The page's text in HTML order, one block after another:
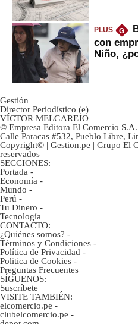
PLUS G
con
Niño,
Gestión
Director Periodístico (e)
VÍCTOR MELGAREJO
© Empresa Editora El Comercio S.A.
Calle Paracas #532, Pueblo Libre,
Copyright© | Gestion.pe | Grupo El
reservados
SECCIONES:
Portada -
Economía -
Mundo -
Perú -
Tu Dinero -
Tecnología
CONTACTO:
¿Quiénes somos? -
Términos y Condiciones -
Política de Privacidad -
Politica de Cookies -
Preguntas Frecuentes
SÍGUENOS:
Suscríbete
VISITE TAMBIÉN:
elcomercio.pe -
clubelcomercio.pe -